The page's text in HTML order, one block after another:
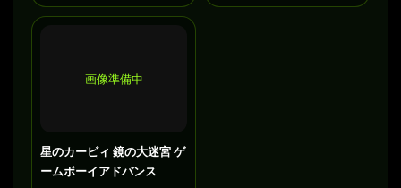
画像準備中
星のカービィ 鏡の大迷宮 ゲ
ームボーイアドバンス